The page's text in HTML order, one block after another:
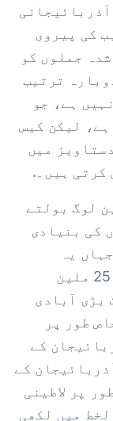
کی پیروی
جملوں کو
ترتیب
ہے، جو
لیکن کیس
میں
ہیں۔.
زبان تقریباً 35 ملین لوگ بولتے
والوں کی بنیادی
یہ
سرکاری ریاستی زبان ہے۔. تقریباً 25 ملین
بڑی آبادی
طور پر
کے
کے
پر لاطینی
میں لکھی